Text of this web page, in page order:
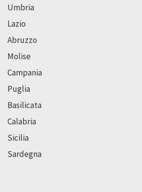
Umbria
Lazio
Abruzzo
Molise
Campania
Puglia
Basilicata
Calabria
Sicilia
Sardegna